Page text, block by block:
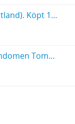
Bolltorp (Skönberga socken, Östergötland). Köpt 1815 av Gustaf Johan Funck. Köpebrev, inteckningar.
Tomtaholm (Drothems socken). Egendomen Tomtaholm med underlydande gårdar köptes av bergsrådet Alexander Funck 1770. Den bundna volymen inleds med en historisk beskrivning av egendomen gjord av Gustaf Johan Funck. Nr 1 i samma volym är ett brev från Johan Banér (1596-1641) till översten Otto von Sack, 06.07.1637